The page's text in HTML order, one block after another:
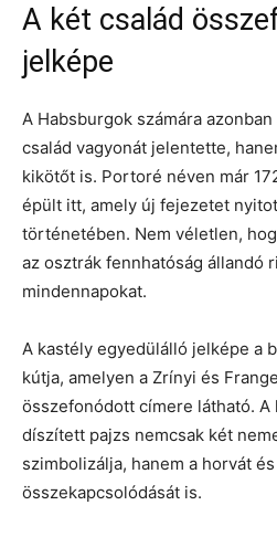
A két család
jelképe
A Habsburgok számára
család vagyonát jelentette,
kikötőt is. Portoré néven már
épült itt, amely új fejezetet
történetében. Nem véletlen,
az osztrák fennhatóság állandó
mindennapokat.
A kastély egyedülálló jelképe a
kútja, amelyen a Zrínyi és
összefonódott címere látható. A
díszített pajzs nemcsak két
szimbolizálja, hanem a horvát
összekapcsolódását is.